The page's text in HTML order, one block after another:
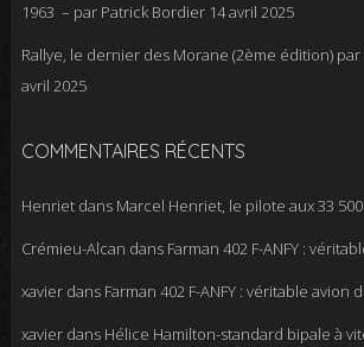
1963 – par Patrick Bordier 14 avril 2025
Rallye, le dernier des Morane (2ème édition)
avril 2025
COMMENTAIRES RÉCENTS
Henrietdans Marcel Henriet, le pilote aux 33
Crémieu-Alcan dans Farman 402 F-ANFY :
xavierdans Farman 402 F-ANFY : véritable avion
xavierdans Hélice Hamilton-standard bipale à